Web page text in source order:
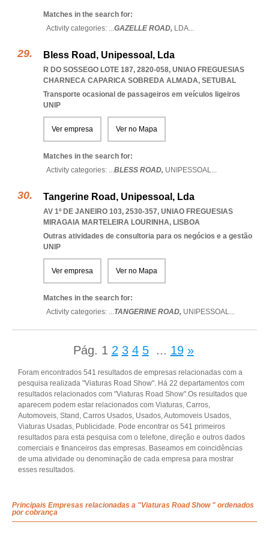
Matches in the search for:
Activity categories: ...GAZELLE ROAD, LDA...
Bless Road, Unipessoal, Lda
R DO SOSSEGO LOTE 187, 2820-058, UNIAO FREGUESIAS
CHARNECA CAPARICA SOBREDA ALMADA, SETUBAL
Transporte ocasional de passageiros em veículos ligeiros
UNIP
Ver empresa Ver no Mapa
Matches in the search for:
Activity categories: ...BLESS ROAD, UNIPESSOAL...
Tangerine Road, Unipessoal, Lda
AV 1º DE JANEIRO 103, 2530-357, UNIAO FREGUESIAS
MIRAGAIA MARTELEIRA LOURINHA, LISBOA
Outras atividades de consultoria para os negócios e a gestão
UNIP
Ver empresa Ver no Mapa
Matches in the search for:
Activity categories: ...TANGERINE ROAD, UNIPESSOAL...
Pág. 1 2 3 4 5 ... 19 »
Foram encontrados 541 resultados de empresas relacionadas com a
pesquisa realizada "Viaturas Road Show". Há 22 departamentos com
resultados relacionados com "Viaturas Road Show".Os resultados que
aparecem podem estar relacionados com Viaturas, Carros,
Automoveis, Stand, Carros Usados, Usados, Automoveis Usados,
Viaturas Usadas, Publicidade. Pode encontrar os 541 primeiros
resultados para esta pesquisa com o telefone, direção e outros dados
comerciais e financeiros das empresas. Baseamos em coincidências
de uma atividade ou denominação de cada empresa para mostrar
esses resultados.
Principais Empresas relacionadas a "Viaturas Road Show " ordenados
por cobrança